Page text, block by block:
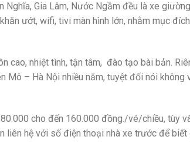
Nghĩa, Gia Lâm, Nước Ngầm đều là xe
ướt, wifi, tivi màn hình lớn, nhằm mục
cao, nhiệt tình, tận tâm, đào tạo bài bản.
Mô – Hà Nội nhiều năm, tuyệt đối nói không
cho đến 160.000 đồng./vé/chiều, tùy
liên hệ với số điện thoại nhà xe trước để biết